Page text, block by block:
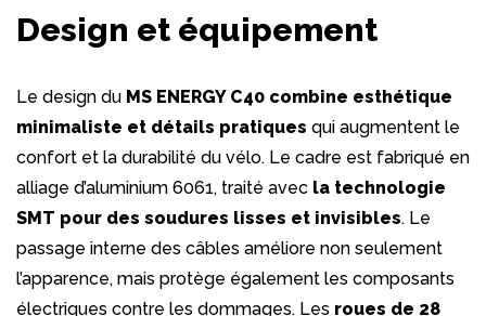
Design et équipement
Le design du MS ENERGY C40 combine esthétique
minimaliste et détails pratiques qui augmentent le
confort et la durabilité du vélo. Le cadre est fabriqué en
alliage d’aluminium 6061, traité avec la technologie
SMT pour des soudures lisses et invisibles. Le
passage interne des câbles améliore non seulement
l’apparence, mais protège également les composants
électriques contre les dommages. Les roues de 28